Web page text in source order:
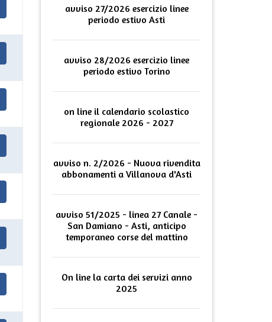
avviso 27/2026 esercizio linee
periodo estivo Asti
avviso 28/2026 esercizio linee
periodo estivo Torino
on line il calendario scolastico
regionale 2026 - 2027
avviso n. 2/2026 - Nuova rivendita
abbonamenti a Villanova d'Asti
avviso 51/2025 - linea 27 Canale -
San Damiano - Asti, anticipo
temporaneo corse del mattino
On line la carta dei servizi anno
2025